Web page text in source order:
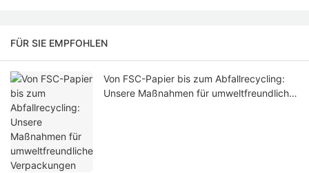
FÜR SIE EMPFOHLEN
Von FSC-Papier bis zum Abfallrecycling:
Unsere Maßnahmen für umweltfreundliche